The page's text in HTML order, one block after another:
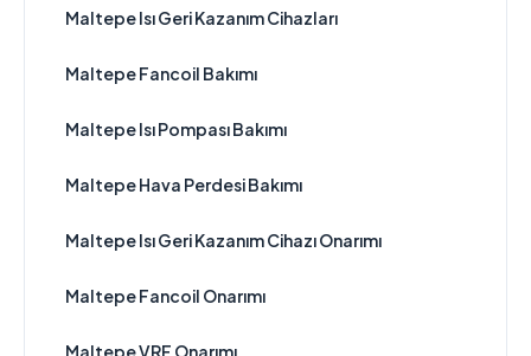
Maltepe Isı Geri Kazanım Cihazları
Maltepe Fancoil Bakımı
Maltepe Isı Pompası Bakımı
Maltepe Hava Perdesi Bakımı
Maltepe Isı Geri Kazanım Cihazı Onarımı
Maltepe Fancoil Onarımı
Maltepe VRF Onarımı